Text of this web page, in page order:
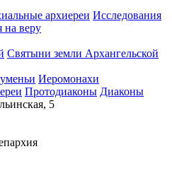
архиереи Исследования
на веру
Святыни земли Архангельской
Иеромонахи
Протодиаконы Диаконы
5